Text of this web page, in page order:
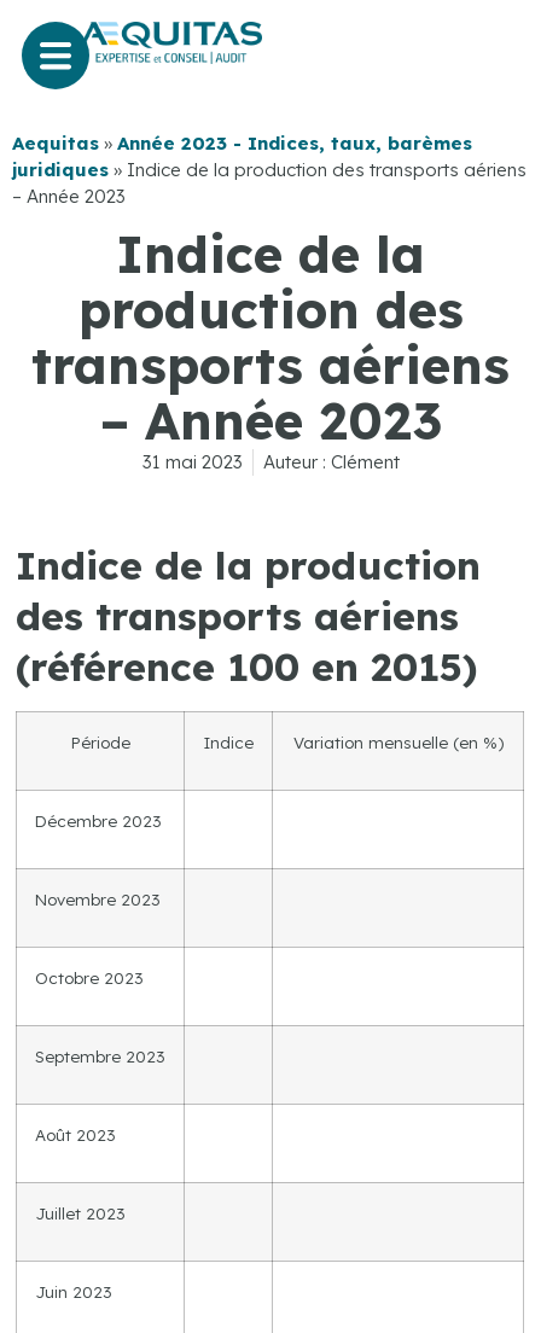
Aequitas » Année 2023 - Indices, taux, barèmes
juridiques » Indice de la production des transports aériens
– Année 2023
Indice de la
production des
transports aériens
– Année 2023
31 mai 2023 Auteur : Clément
Indice de la production
des transports aériens
(référence 100 en 2015)
Période Indice Variation mensuelle (en %)
Décembre 2023
Novembre 2023
Octobre 2023
Septembre 2023
Août 2023
Juillet 2023
Juin 2023